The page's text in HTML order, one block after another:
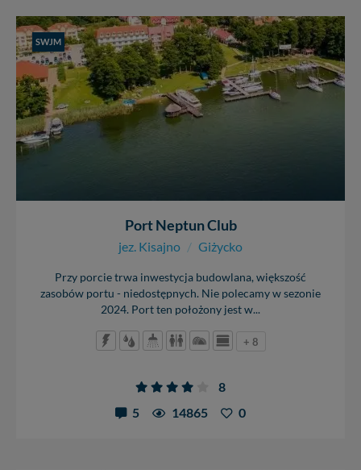
SWJM
Port Neptun Club
jez. Kisajno / Giżycko
Przy porcie trwa inwestycja budowlana, większość
zasobów portu - niedostępnych. Nie polecamy w sezonie
2024. Port ten położony jest w...
+ 8
8
5
14865 0